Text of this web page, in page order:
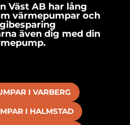
Väst AB har lång
värmepumpar och
även dig med din
I VARBERG
I HALMSTAD